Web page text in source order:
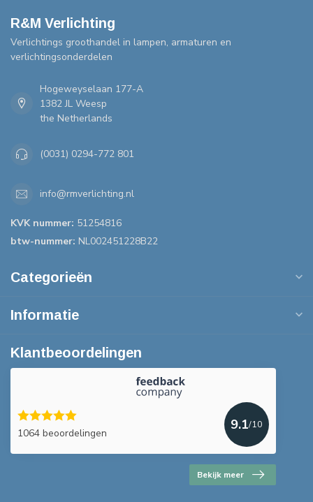
R&M Verlichting
Verlichtings groothandel in lampen, armaturen en
verlichtingsonderdelen
Hogeweyselaan 177-A
1382 JL Weesp
the Netherlands
(0031) 0294-772 801
info@rmverlichting.nl
KVK nummer: 51254816
btw-nummer: NL002451228B22
Categorieën
Informatie
Klantbeoordelingen
1064 beoordelingen
9.1/10
Bekijk meer